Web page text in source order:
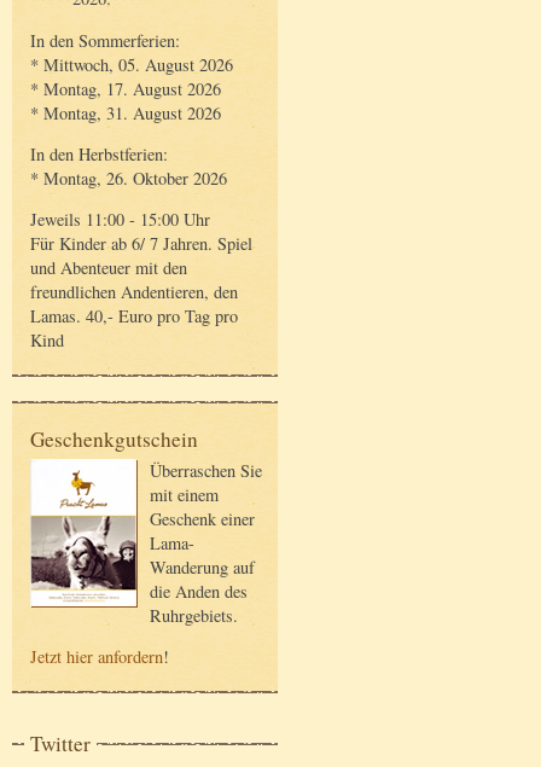
In den Sommerferien:
* Mittwoch, 05. August 2026
* Montag, 17. August 2026
* Montag, 31. August 2026
In den Herbstferien:
* Montag, 26. Oktober 2026
Jeweils 11:00 - 15:00 Uhr
Für Kinder ab 6/ 7 Jahren. Spiel
und Abenteuer mit den
freundlichen Andentieren, den
Lamas. 40,- Euro pro Tag pro
Kind
Geschenkgutschein
Überraschen Sie
mit einem
Geschenk einer
Lama-
Wanderung auf
die Anden des
Ruhrgebiets.
Jetzt hier anfordern!
Twitter